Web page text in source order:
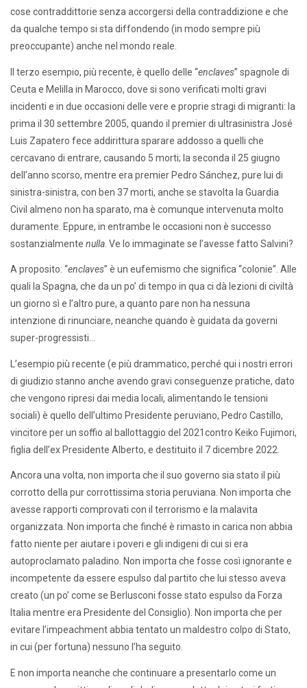
cose contraddittorie senza accorgersi della contraddizione e che
da qualche tempo si sta diffondendo (in modo sempre più
preoccupante) anche nel mondo reale.
Il terzo esempio, più recente, è quello delle “enclaves” spagnole di
Ceuta e Melilla in Marocco, dove si sono verificati molti gravi
incidenti e in due occasioni delle vere e proprie stragi di migranti: la
prima il 30 settembre 2005, quando il premier di ultrasinistra José
Luis Zapatero fece addirittura sparare addosso a quelli che
cercavano di entrare, causando 5 morti; la seconda il 25 giugno
dell’anno scorso, mentre era premier Pedro Sánchez, pure lui di
sinistra-sinistra, con ben 37 morti, anche se stavolta la Guardia
Civil almeno non ha sparato, ma è comunque intervenuta molto
duramente. Eppure, in entrambe le occasioni non è successo
sostanzialmente nulla . Ve lo immaginate se l’avesse fatto Salvini?
A proposito: “enclaves” è un eufemismo che significa “colonie”. Alle
quali la Spagna, che da un po’ di tempo in qua ci dà lezioni di civiltà
un giorno sì e l’altro pure, a quanto pare non ha nessuna
intenzione di rinunciare, neanche quando è guidata da governi
super-progressisti…
L’esempio più recente (e più drammatico, perché qui i nostri errori
di giudizio stanno anche avendo gravi conseguenze pratiche, dato
che vengono ripresi dai media locali, alimentando le tensioni
sociali) è quello dell’ultimo Presidente peruviano, Pedro Castillo,
vincitore per un soffio al ballottaggio del 2021contro Keiko Fujimori,
figlia dell’ex Presidente Alberto, e destituito il 7 dicembre 2022.
Ancora una volta, non importa che il suo governo sia stato il più
corrotto della pur corrottissima storia peruviana. Non importa che
avesse rapporti comprovati con il terrorismo e la malavita
organizzata. Non importa che finché è rimasto in carica non abbia
fatto niente per aiutare i poveri e gli indigeni di cui si era
autoproclamato paladino. Non importa che fosse così ignorante e
incompetente da essere espulso dal partito che lui stesso aveva
creato (un po’ come se Berlusconi fosse stato espulso da Forza
Italia mentre era Presidente del Consiglio). Non importa che per
evitare l’impeachment abbia tentato un maldestro colpo di Stato,
in cui (per fortuna) nessuno l’ha seguito.
E non importa neanche che continuare a presentarlo come un